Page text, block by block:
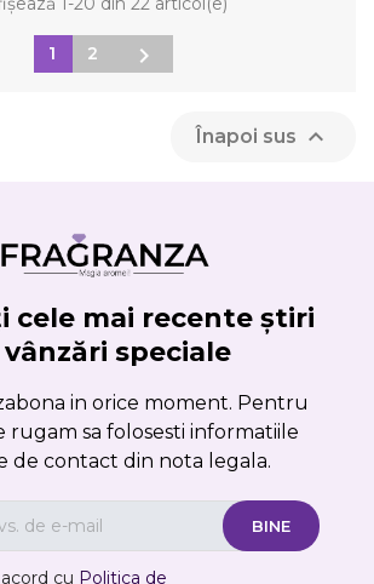
1 2 
Înapoi sus 
cele mai recente știri
vânzări speciale
in orice moment. Pentru
rugam sa folosesti informatiile
de contact din nota legala.
cu Politica de